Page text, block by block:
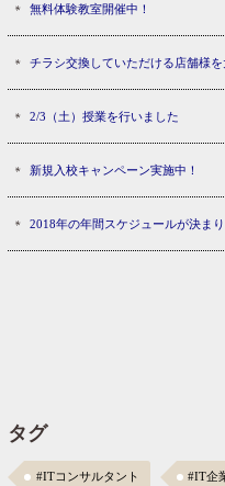
無料体験教室開催中！
チラシ交換していただける店舗様を
2/3（土）授業を行いました
新規入校キャンペーン実施中！
2018年の年間スケジュールが決まり
タグ
#ITコンサルタント #IT企